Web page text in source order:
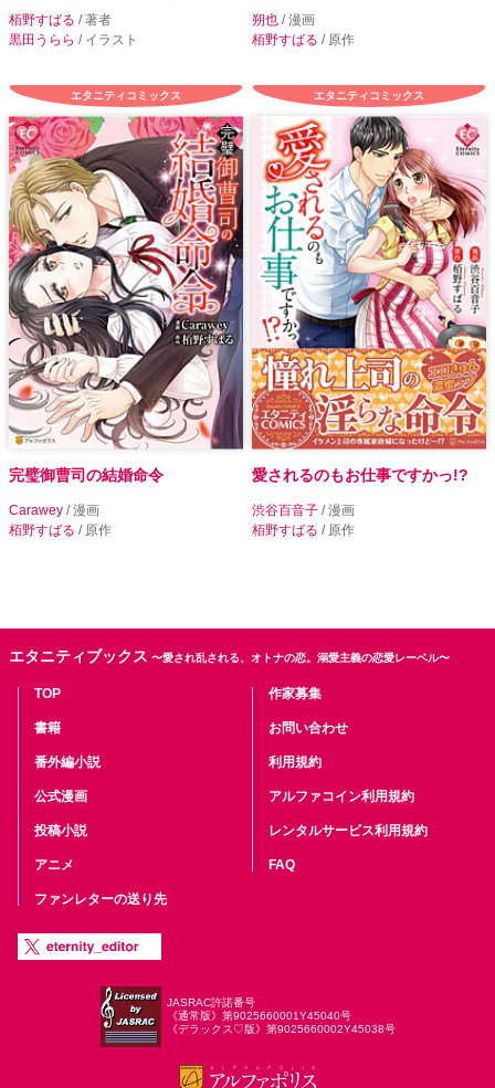
栢野すばる / 著者
黒田うらら / イラスト
朔也 / 漫画
栢野すばる / 原作
エタニティコミックス
完璧御曹司の結婚命令
Carawey / 漫画
栢野すばる / 原作
エタニティコミックス
愛されるのもお仕事ですかっ!?
渋谷百音子 / 漫画
栢野すばる / 原作
エタニティブックス 〜愛され乱される、オトナの恋。溺愛主義の恋愛レーベル〜
TOP
書籍
番外編小説
公式漫画
投稿小説
アニメ
ファンレターの送り先
作家募集
お問い合わせ
利用規約
アルファコイン利用規約
レンタルサービス利用規約
FAQ
JASRAC許諾番号
《通常版》第9025660001Y45040号
《デラックス♡版》第9025660002Y45038号